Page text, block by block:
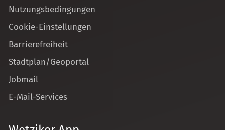
Nutzungsbedingungen
Cookie-Einstellungen
Barrierefreiheit
Stadtplan/Geoportal
Jobmail
E-Mail-Services